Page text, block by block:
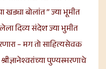
खड्या बोलांत ” ज्या भूमीत
दिव्य संदेश ज्या भुमीत
– मग तो साहित्यसेवक
पुण्यस्मरणाचे